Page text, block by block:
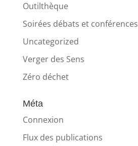
Outilthèque
Soirées débats et conférences
Uncategorized
Verger des Sens
Zéro déchet
Méta
Connexion
Flux des publications